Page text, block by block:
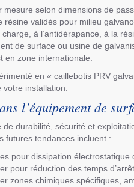
selon dimensions de
validés pour milieu
à l’antidérapance, à la
de surface ou usine de
en zone internationale.
en « caillebotis PRV
installation.
l’équipement de
durabilité, sécurité et
futures tendances incluent :
pour dissipation électrostatique
pour réduction des temps
zones chimiques spécifiques,